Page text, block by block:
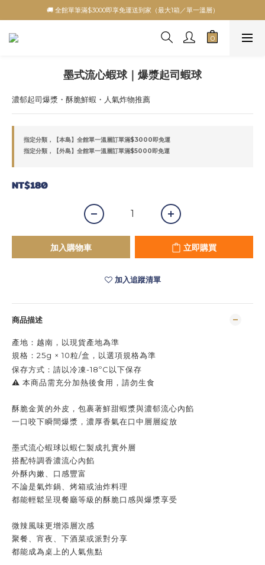
🚚 全館單筆滿$3000即享免運送到家（最大1箱／單一溫層）
墨式流心蝦球｜爆漿起司蝦球
濃郁起司爆漿・酥脆鮮蝦・人氣炸物推薦
指定分類，【本島】全館單一溫層訂單滿$3000即免運
指定分類，【外島】全館單一溫層訂單滿$5000即免運
NT$180
加入購物車 立即購買
加入追蹤清單
商品描述
產地： 越南，以現貨產地為準
規格：25g × 10粒/盒， 以選項規格為準
保存方式： 請以冷凍-18ºC以下保存
⚠️ 本商品需充分加熱後食用，請勿生食
酥脆金黃的外皮，包裹著鮮甜蝦漿與濃郁流心內餡
一口咬下瞬間爆漿，濃厚香氣在口中層層綻放
墨式流心蝦球以蝦仁製成扎實外層
搭配特調香濃流心內餡
外酥內嫩、口感豐富
不論是氣炸鍋、烤箱或油炸料理
都能輕鬆呈現餐廳等級的酥脆口感與爆漿享受
微辣風味更增添層次感
聚餐、宵夜、下酒菜或派對分享
都能成為桌上的人氣焦點